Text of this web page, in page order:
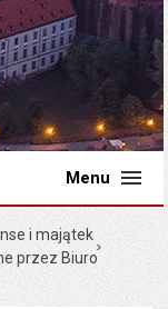
Menu
i majątek
przez Biuro